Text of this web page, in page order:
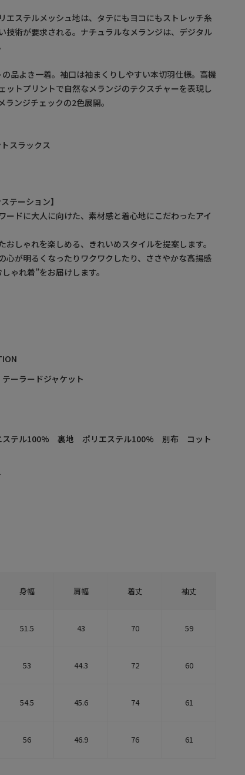
エステルメッシュ地は、タテにもヨコにもストレッチ糸
技術が要求される。ナチュラルなメランジは、デジタル
品よき一着。袖口は袖まくりしやすい本切羽仕様。高機
ットプリントで自然なメランジのテクスチャーを表現し
ンジチェックの2色展開。
スラックス
テーション】
ードに大人に向けた、素材感と着心地にこだわったアイ
しゃれを楽しめる、きれいめスタイルを提案します。
心が明るくなったりワクワクしたり、ささやかな高揚感
ゃれ着”をお届けします。
ーラードジャケット
テル100% 裏地 ポリエステル100% 別布 コット
身幅 肩幅 着丈 袖丈
51.5 43 70 59
53 44.3 72 60
54.5 45.6 74 61
56 46.9 76 61